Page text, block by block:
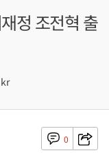
정 조전혁 출
0